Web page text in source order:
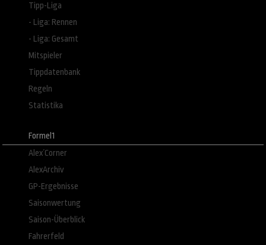
Tipp-Liga
- Liga: Rennen
- Liga: Gesamt
Mitspieler
Tippdatenbank
Regeln
Statistika
Formel1
Alex´Corner
AlexArchiv
GP-Ergebnisse
Saisonwertung
Saison-Überblick
Fahrerfeld